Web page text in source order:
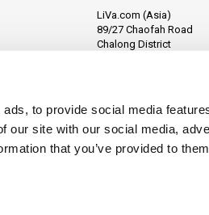
to provide social media
our site with our social media,
that you’ve provided to
LiVa.com (Asia)
89/27 Chaofah Road
Chalong District